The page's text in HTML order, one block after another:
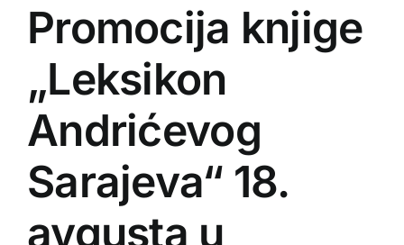
Kontakt
Promocija knjige
„Leksikon
Andrićevog
Sarajeva“ 18.
avgusta u